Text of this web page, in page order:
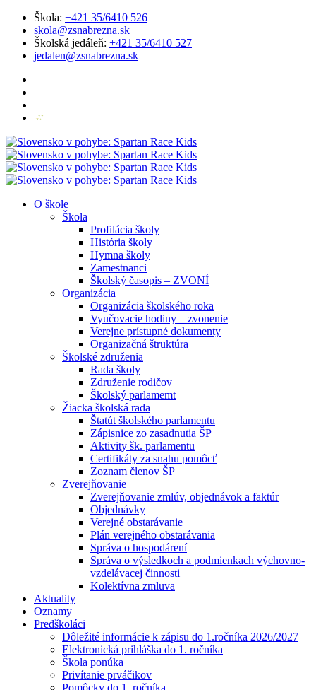
Škola: +421 35/6410 526
skola@zsnabrezna.sk
Školská jedáleň: +421 35/6410 527
jedalen@zsnabrezna.sk
O škole
Škola
Profilácia školy
História školy
Hymna školy
Zamestnanci
Školský časopis – ZVONÍ
Organizácia
Organizácia školského roka
Vyučovacie hodiny – zvonenie
Verejne prístupné dokumenty
Organizačná štruktúra
Školské združenia
Rada školy
Združenie rodičov
Školský parlamemt
Žiacka školská rada
Štatút školského parlamentu
Zápisnice zo zasadnutia ŠP
Aktivity šk. parlamentu
Certifikáty za snahu pomôcť
Zoznam členov ŠP
Zverejňovanie
Zverejňovanie zmlúv, objednávok a faktúr
Objednávky
Verejné obstarávanie
Plán verejného obstarávania
Správa o hospodárení
Správa o výsledkoch a podmienkach výchovno-
vzdelávacej činnosti
Kolektívna zmluva
Aktuality
Oznamy
Predškoláci
Dôležité informácie k zápisu do 1.ročníka 2026/2027
Elektronická prihláška do 1. ročníka
Škola ponúka
Privítanie prváčikov
Pomôcky do 1. ročníka